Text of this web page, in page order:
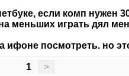
если комп нужен
меньших играть дял
посмотреть. но
1 >